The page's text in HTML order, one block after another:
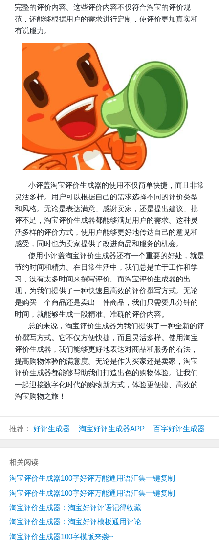
完整的评价内容。这些评价内容不仅符合淘宝的评价规
范，还能够根据用户的需求进行定制，使评价更加真实和
有说服力。
小评盖淘宝评价生成器的使用不仅简单快捷，而且非常
灵活多样。用户可以根据自己的需求选择不同的评价类型
和风格。无论是表达满意、感谢卖家，还是提出建议、批
评不足，淘宝评价生成器都能够满足用户的需求。这种灵
活多样的评价方式，使用户能够更好地传达自己的意见和
感受，同时也为卖家提供了改进商品和服务的机会。
使用小评盖淘宝评价生成器还有一个重要的好处，就是
节约时间和精力。在日常生活中，我们总是忙于工作和学
习，没有太多时间来撰写评价。而淘宝评价生成器的出
现，为我们提供了一种快速且高效的评价撰写方式。无论
是购买一个商品还是卖出一件商品，我们只需要几分钟的
时间，就能够生成一段精准、准确的评价内容。
总的来说，淘宝评价生成器为我们提供了一种全新的评
价撰写方式。它不仅方便快捷，而且灵活多样。使用淘宝
评价生成器，我们能够更好地表达对商品和服务的看法，
提高购物体验的满意度。无论是作为买家还是卖家，淘宝
评价生成器都能够帮助我们打造出色的购物体验。让我们
一起迎接数字化时代的购物新方式，体验更便捷、高效的
淘宝购物之旅！
推荐： 好评生成器 淘宝好评生成器APP 百字好评生成器
相关阅读
淘宝评价生成器100字好评万能通用语汇集一键复制
淘宝评价生成器100字好评万能通用语汇集一键复制
淘宝评价生成器：淘宝好评评语记得收藏
淘宝评价生成器：淘宝好评模板通用评论
淘宝评价生成器100字模版来袭~